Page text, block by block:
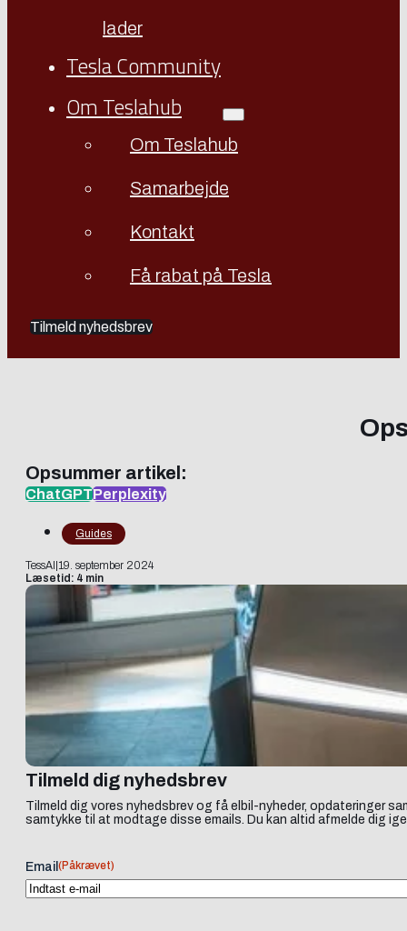
lader
Tesla Community
Om Teslahub
Om Teslahub
Samarbejde
Kontakt
Få rabat på Tesla
Tilmeld nyhedsbrev
Opsummer artikel:
ChatGPTPerplexity
Guides
TessAI 19. september 2024
Læsetid: 4 min
Tilmeld dig nyhedsbrev
Tilmeld dig vores nyhedsbrev og få elbil-nyheder, opdateringer
samtykke til at modtage disse emails. Du kan altid afmelde dig
Email (Påkrævet)